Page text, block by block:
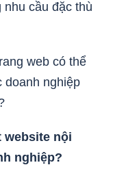
cầu đặc thù
web có thể
doanh nghiệp
website nội
nghiệp?